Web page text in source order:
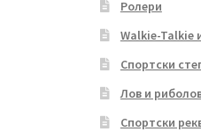
Ролери
Walkie-Talkie
Спортски
Лов и
Спортски